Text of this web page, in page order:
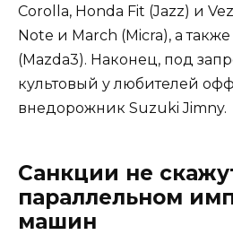
Corolla, Honda Fit (Jazz) и
Note и March (Micra), а
(Mazda3). Наконец, под
культовый у любителей
внедорожник Suzuki Jimny.
Санкции не
параллельном
машин